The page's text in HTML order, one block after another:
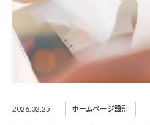
2026.02.25 ホームページ設計